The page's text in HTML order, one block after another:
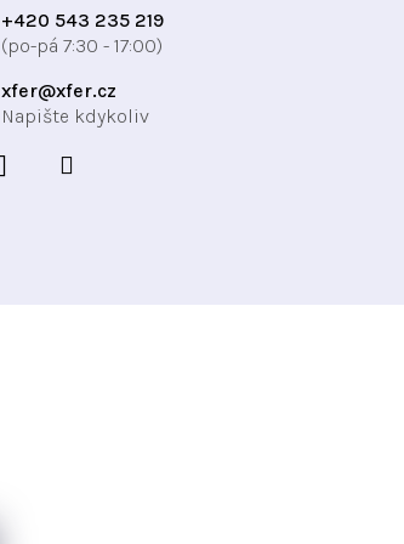
xfer@xfer.cz
+420 543 235 219